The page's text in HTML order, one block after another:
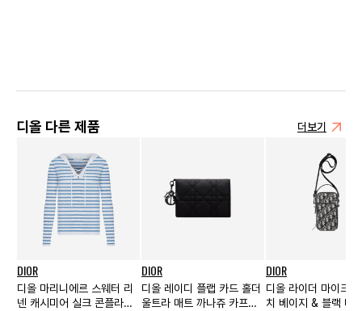
디올 다른 제품 더보기
DIOR
디올 마리니에르 스웨터 리
넨 캐시미어 실크 콘플라워
DIOR
디올 레이디 플랩 카드 홀더
울트라 매트 까나쥬 카프스
DIOR
디올 라이더 마이크
치 베이지 & 블랙 디